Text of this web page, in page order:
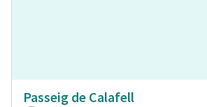
Passeig de Calafell